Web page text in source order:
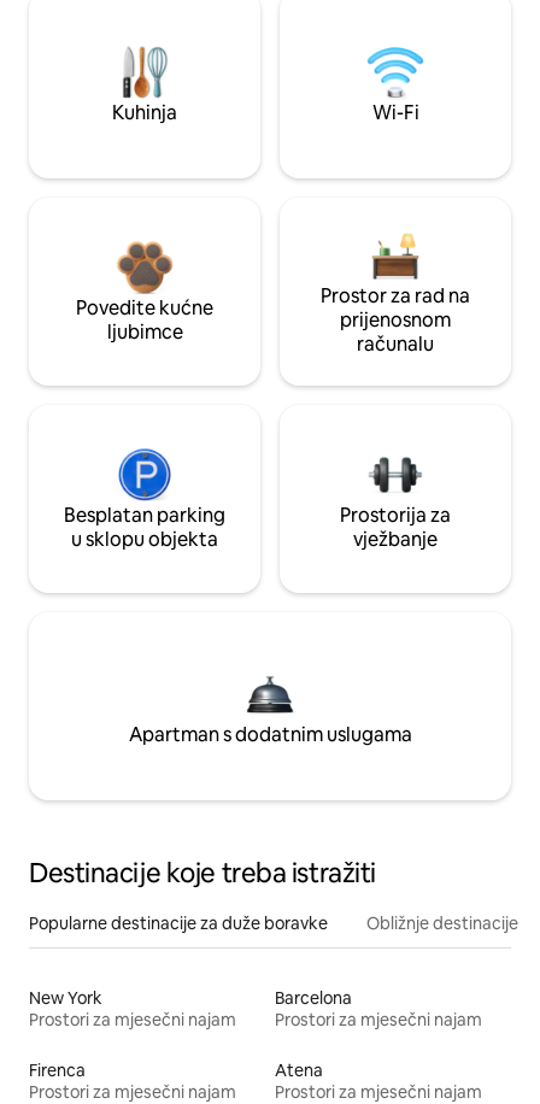
Kuhinja Wi-Fi
Povedite kućne
ljubimce
Prostor za rad na
prijenosnom
računalu
Besplatan parking
u sklopu objekta
Prostorija za
vježbanje
Apartman s dodatnim uslugama
Destinacije koje treba istražiti
Popularne destinacije za duže boravke Obližnje destinacije
New York
Prostori za mjesečni najam
Barcelona
Prostori za mjesečni najam
Firenca
Prostori za mjesečni najam
Atena
Prostori za mjesečni najam